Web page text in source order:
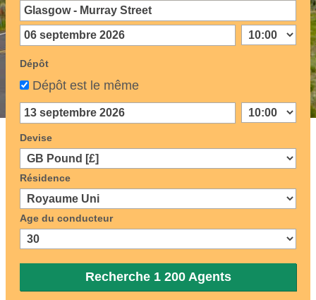
Dépôt
Dépôt est le même
Devise
Résidence
Age du conducteur
Recherche 1 200 Agents